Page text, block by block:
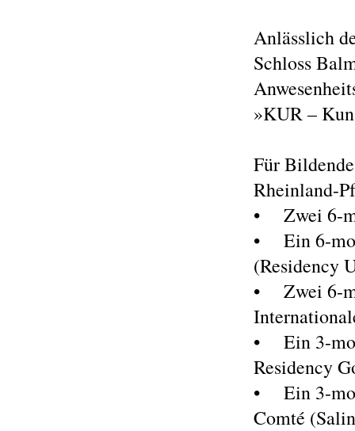
Anlässlich
Schloss
»KUR –
Für
Rheinland-
• Zwei 6-
• Ein 6-
(Residency
• Zwei 6-
• Ein 3-
Residency
• Ein 3-
Comté